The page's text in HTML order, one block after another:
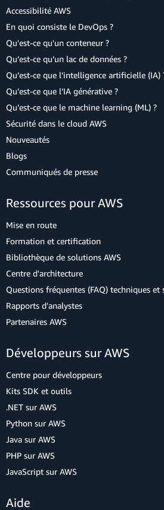
Accessibilité AWS
En quoi consiste le DevOps ?
Qu'est-ce qu'un conteneur ?
Qu’est-ce qu’un lac de données ?
Qu’est-ce que l’intelligence artificielle (IA)
Qu’est-ce que l’IA générative ?
Qu’est-ce que le machine learning (ML) ?
Sécurité dans le cloud AWS
Nouveautés
Blogs
Communiqués de presse
Ressources pour AWS
Mise en route
Formation et certification
Bibliothèque de solutions AWS
Centre d'architecture
Questions fréquentes (FAQ) techniques
Rapports d'analystes
Partenaires AWS
Développeurs sur AWS
Centre pour développeurs
Kits SDK et outils
.NET sur AWS
Python sur AWS
Java sur AWS
PHP sur AWS
JavaScript sur AWS
Aide